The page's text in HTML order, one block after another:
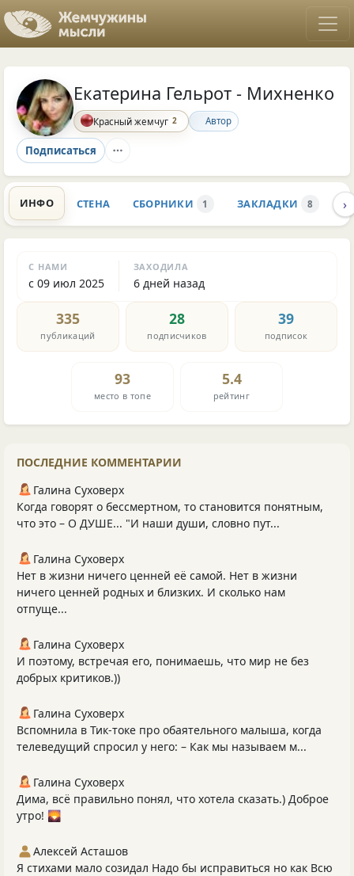
Екатерина Гельрот - Михненко
Красный жемчуг 2 Автор
Подписаться
ИНФО СТЕНА СБОРНИКИ 1 ЗАКЛАДКИ 8 ›
С НАМИ
с 09 июл 2025
ЗАХОДИЛА
6 дней назад
335
публикаций
28
подписчиков
39
подписок
93
место в топе
5.4
рейтинг
ПОСЛЕДНИЕ КОММЕНТАРИИ
Галина Суховерх
Когда говорят о бессмертном, то становится понятным,
что это – О ДУШЕ... "И наши души, словно пут...
Галина Суховерх
Нет в жизни ничего ценней её самой. Нет в жизни
ничего ценней родных и близких. И сколько нам
отпуще...
Галина Суховерх
И поэтому, встречая его, понимаешь, что мир не без
добрых критиков.))
Галина Суховерх
Вспомнила в Тик-токе про обаятельного малыша, когда
телеведущий спросил у него: – Как мы называем м...
Галина Суховерх
Дима, всё правильно понял, что хотела сказать.) Доброе
утро! 🌄
Алексей Асташов
Я стихами мало созидал Надо бы исправиться но как Всю